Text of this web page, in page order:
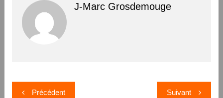
J-Marc Grosdemouge
Navigation
Précédent Suivant